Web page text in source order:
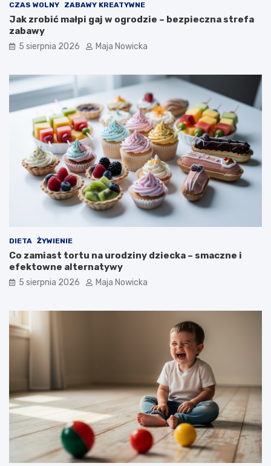
CZAS WOLNY ZABAWY KREATYWNE
Jak zrobić małpi gaj w ogrodzie – bezpieczna strefa
zabawy
5 sierpnia 2026 Maja Nowicka
DIETA ŻYWIENIE
Co zamiast tortu na urodziny dziecka – smaczne i
efektowne alternatywy
5 sierpnia 2026 Maja Nowicka